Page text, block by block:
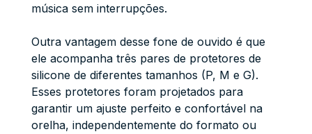
música sem interrupções.
Outra vantagem desse fone de ouvido é que
ele acompanha três pares de protetores de
silicone de diferentes tamanhos (P, M e G).
Esses protetores foram projetados para
garantir um ajuste perfeito e confortável na
orelha, independentemente do formato ou